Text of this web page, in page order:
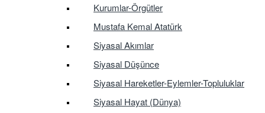
Kurumlar-Örgütler
Mustafa Kemal Atatürk
Siyasal Akımlar
Siyasal Düşünce
Siyasal Hareketler-Eylemler-Topluluklar
Siyasal Hayat (Dünya)